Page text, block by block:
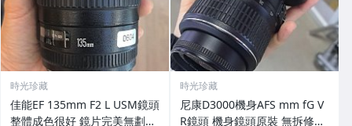
時光珍藏
佳能EF 135mm F2 L USM鏡頭
整體成色很好 鏡片完美無劃痕
時光珍藏
尼康D3000機身AFS mm fG V
R鏡頭 機身鏡頭原裝 無拆修無